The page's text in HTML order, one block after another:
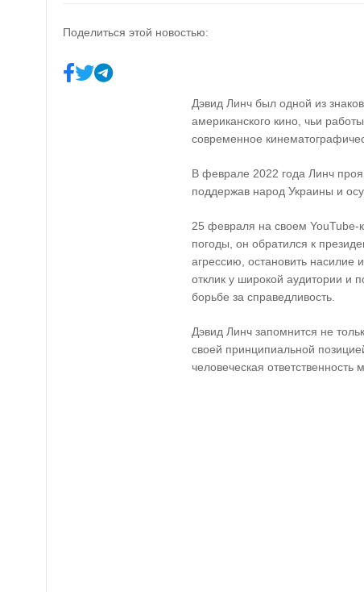
Поделиться этой новостью:
Дэвид Линч был одной из
американского кино, чьи
современное
В феврале 2022 года Линч
поддержав народ Украины и
25 февраля на своем YouTube-
погоды, он обратился к
агрессию, остановить насилие
отклик у широкой аудитории и
борьбе за справедливость.
Дэвид Линч запомнится не
своей принципиальной
человеческая ответственность